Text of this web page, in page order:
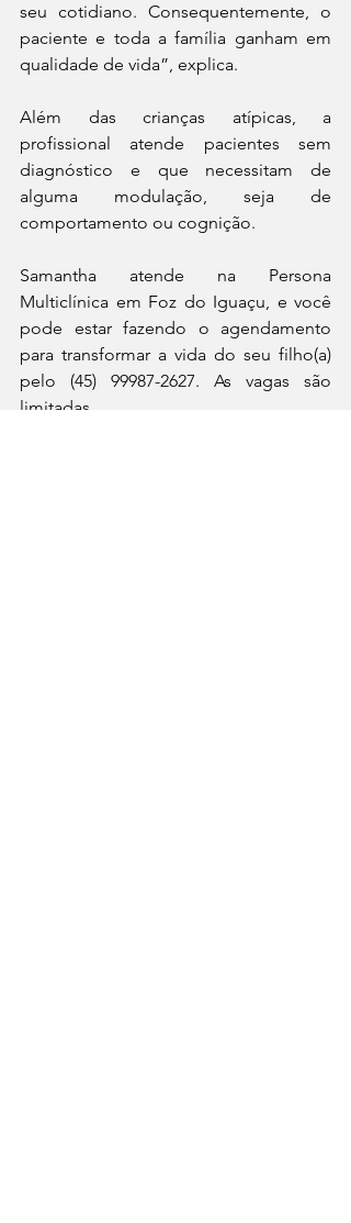
seu cotidiano. Consequentemente, o
paciente e toda a família ganham em
qualidade de vida”, explica.
Além das crianças atípicas, a
profissional atende pacientes sem
diagnóstico e que necessitam de
alguma modulação, seja de
comportamento ou cognição.
Samantha atende na Persona
Multiclínica em Foz do Iguaçu, e você
pode estar fazendo o agendamento
para transformar a vida do seu filho(a)
pelo (45) 99987-2627. As vagas são
limitadas.